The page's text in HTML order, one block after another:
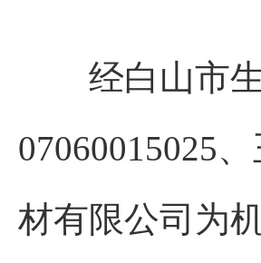
经白山市生
07060015025
材有限公司为